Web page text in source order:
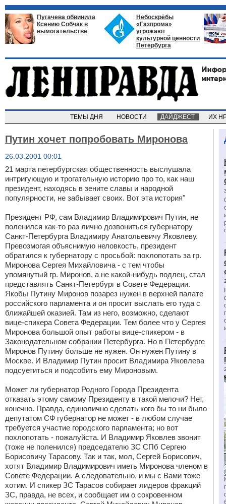
Пугачева обвинила
Ксению Собчак в
вымогательстве
Небоскрёбы
«Газпрома»
угрожают
культурной ценности
Петербурга
ТЕМЫ ДНЯ НОВОСТИ ДАЙДЖЕСТ ИХ
Путин хочет попробовать Миронова
26.03.2001 00:01
21 марта петербургская общественность выслушала
интригующую и трогательную историю про то, как наш
президент, находясь в зените славы и народной
популярности, не забывает своих. Вот эта история"
Президент РФ, сам Владимир Владимирович Путин, не
поленился как-то раз лично дозвониться губернатору
Санкт-Петербурга Владимиру Анатольевичу Яковлеву.
Превозмогая объяснимую неловкость, президент
обратился к губернатору с просьбой: похлопотать за гр.
Миронова Сергея Михайловича - с тем чтобы
упомянутый гр. Миронов, а не какой-нибудь подлец, стал
представлять Санкт-Петербург в Совете Федерации.
Якобы Путину Миронов позарез нужен в верхней палате
российского парламента и он просит выслать его туда с
ближайшей оказией. Там из него, возможно, сделают
вице-спикера Совета Федерации. Тем более что у Сергея
Миронова большой опыт работы вице-спикером - в
Законодательном собрании Петербурга. Но в Петербурге
Миронов Путину больше не нужен. Он нужен Путину в
Москве. И Владимир Путин просит Владимира Яковлева
подсуетиться и подсобить ему Мироновым.
Может ли губернатор Родного Города Президента
отказать этому самому Президенту в такой мелочи? Нет,
конечно. Правда, единолично сделать кого бы то ни было
депутатом СФ губернатор не может - в любом случае
требуется участие городского парламента; но вот
похлопотать - пожалуйста. И Владимир Яковлев звонит
(тоже не поленился) председателю ЗС СПб Сергею
Борисовичу Тарасову. Так и так, мол, Сергей Борисович,
хотят Владимир Владимирович иметь Миронова членом в
Совете Федерации. А следовательно, и мы с Вами тоже
хотим. И спикер ЗС Тарасов собирает лидеров фракций
ЗС, правда, не всех, и сообщает им о сокровенном